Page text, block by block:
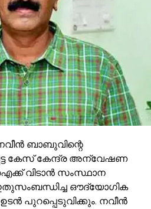
ബാബുവിന്റെ
കേസ് കേന്ദ്ര അന്വേഷണ
വിടാന്സംസ്ഥാന
ഔദ്യോഗിക
പുറപ്പെടുവിക്കും. നവീന്